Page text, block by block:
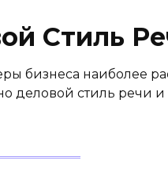
Стиль
бизнеса наиболее
деловой стиль речи и